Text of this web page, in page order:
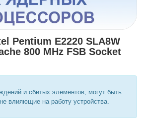
Pentium E2220 SLA8W
800 MHz FSB Socket
и сбитых элементов, могут быть
влияющие на работу устройства.